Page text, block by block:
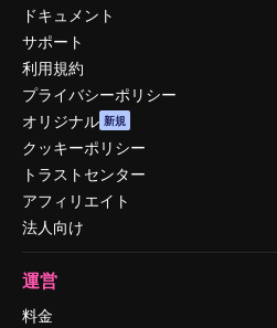
ドキュメント
サポート
利用規約
プライバシーポリシー
オリジナル 新規
クッキーポリシー
トラストセンター
アフィリエイト
法人向け
運営
料金